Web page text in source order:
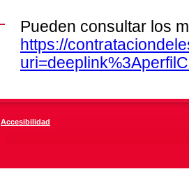
Pueden consultar los
https://
Accesibilidad